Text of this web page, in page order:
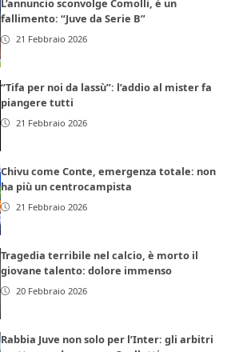
L’annuncio sconvolge Comolli, è un
fallimento: “Juve da Serie B”
21 Febbraio 2026
“Tifa per noi da lassù”: l’addio al mister fa
piangere tutti
21 Febbraio 2026
Chivu come Conte, emergenza totale: non
ha più un centrocampista
21 Febbraio 2026
Tragedia terribile nel calcio, è morto il
giovane talento: dolore immenso
20 Febbraio 2026
Rabbia Juve non solo per l’Inter: gli arbitri